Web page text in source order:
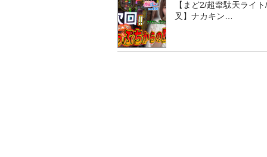
【まど2/超韋駄天ライ
叉】ナカキン…